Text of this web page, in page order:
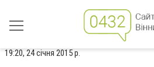
19:20, 24 січня 2015 р.